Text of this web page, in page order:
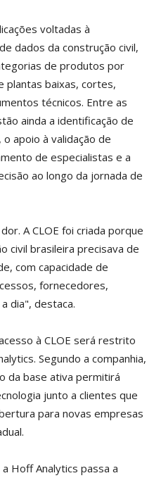
voltadas à
dados da construção civil,
de produtos por
plantas baixas, cortes,
técnicos. Entre as
ainda a identificação de
apoio à validação de
de especialistas e a
ao longo da jornada de
A CLOE foi criada porque
civil brasileira precisava de
com capacidade de
fornecedores,
dia", destaca.
à CLOE será restrito
Segundo a companhia,
da base ativa permitirá
junto a clientes que
para novas empresas
Hoff Analytics passa a